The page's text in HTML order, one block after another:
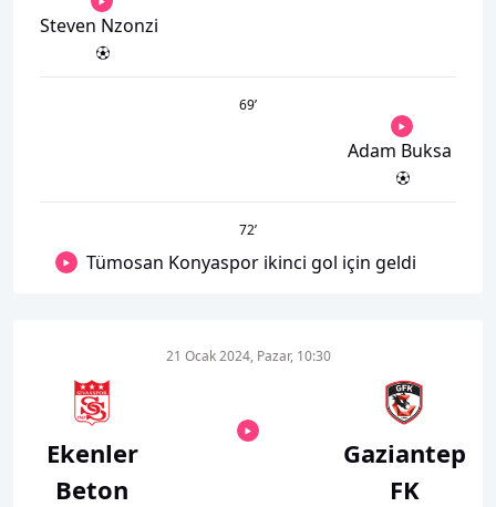
Steven Nzonzi
69’
Adam Buksa
72’
Tümosan Konyaspor ikinci gol için geldi
Ekenler
Beton
21 Ocak 2024, Pazar, 10:30
Gaziantep
FK